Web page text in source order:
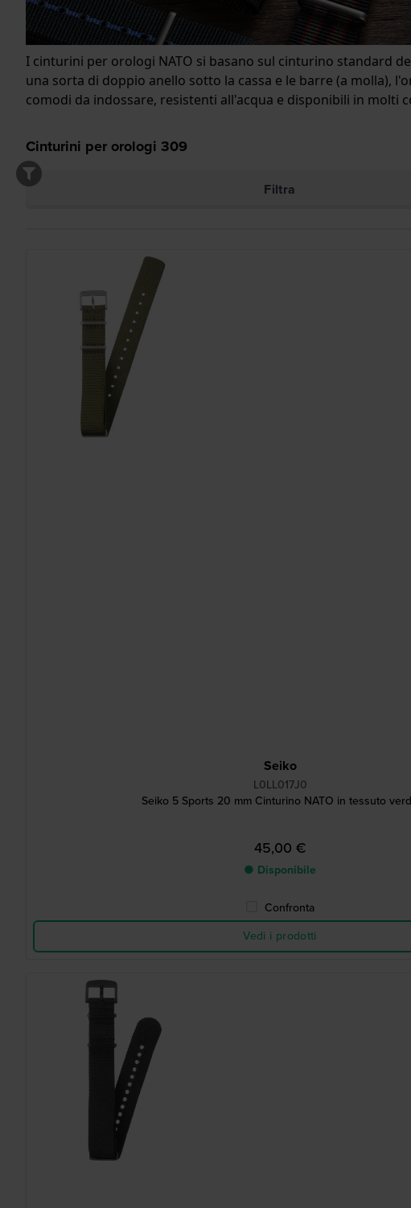
I cinturini per orologi NATO si basano sul cinturino standard
una sorta di doppio anello sotto la cassa e le barre (a molla),
comodi da indossare, resistenti all'acqua e disponibili in molti
Cinturini per orologi 309
Filtra
Seiko
L0LL017J0
Seiko 5 Sports 20 mm Cinturino NATO in tessuto
45,00 €
● Disponibile
Confronta
Vedi i prodotti